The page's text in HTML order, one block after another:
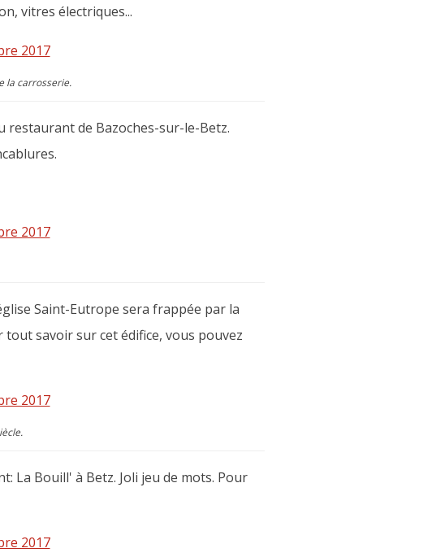
vitres électriques...
la carrosserie.
restaurant de Bazoches-sur-le-Betz.
Saint-Eutrope sera frappée par la
savoir sur cet édifice, vous pouvez
La Bouill' à Betz. Joli jeu de mots. Pour